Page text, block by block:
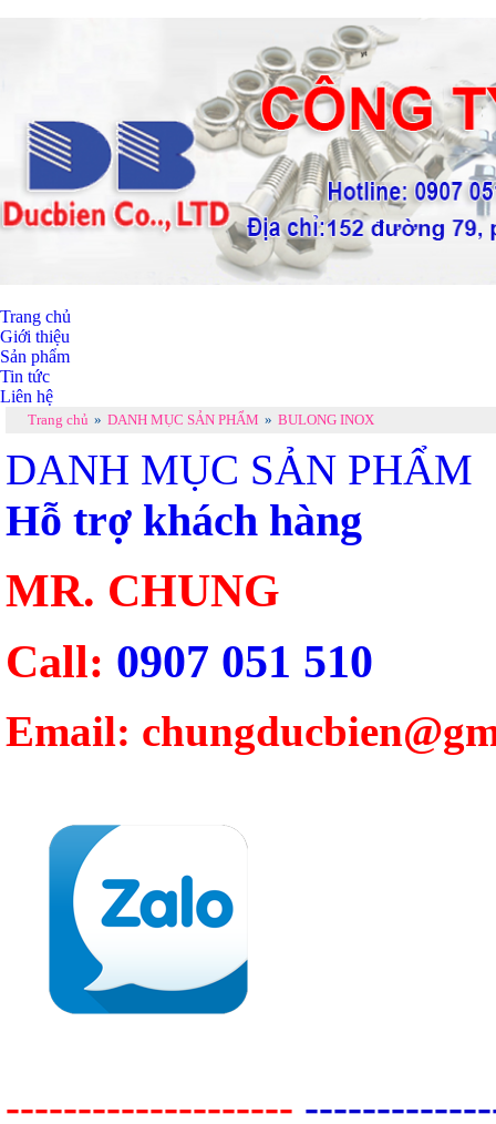
Trang chủ
Giới thiệu
Sản phẩm
Tin tức
Liên hệ
Trang chủ » DANH MỤC SẢN PHẨM » BULONG INOX
DANH MỤC SẢN PHẨM
Hỗ trợ khách hàng
MR. CHUNG
Call: 0907 051 510
Email:
--------------------